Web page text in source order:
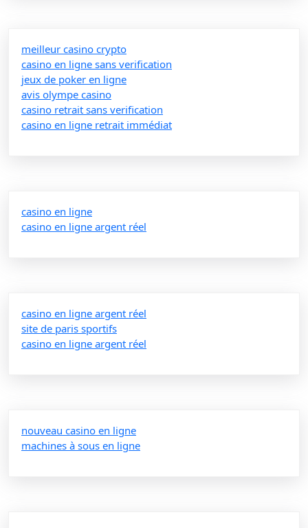
meilleur casino crypto
casino en ligne sans verification
jeux de poker en ligne
avis olympe casino
casino retrait sans verification
casino en ligne retrait immédiat
casino en ligne
casino en ligne argent réel
casino en ligne argent réel
site de paris sportifs
casino en ligne argent réel
nouveau casino en ligne
machines à sous en ligne